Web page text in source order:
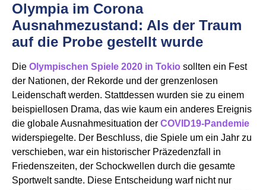
Olympia im Corona
Ausnahmezustand: Als der Traum
auf die Probe gestellt wurde
Die Olympischen Spiele 2020 in Tokio sollten ein Fest
der Nationen, der Rekorde und der grenzenlosen
Leidenschaft werden. Stattdessen wurden sie zu einem
beispiellosen Drama, das wie kaum ein anderes Ereignis
die globale Ausnahmesituation der COVID19-Pandemie
widerspiegelte. Der Beschluss, die Spiele um ein Jahr zu
verschieben, war ein historischer Präzedenzfall in
Friedenszeiten, der Schockwellen durch die gesamte
Sportwelt sandte. Diese Entscheidung warf nicht nur